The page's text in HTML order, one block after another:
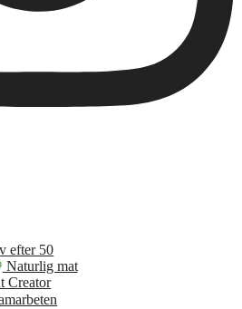
efter 50
Naturlig mat
Creator